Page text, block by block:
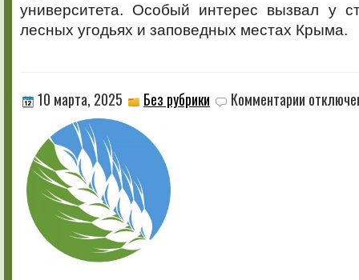
университета. Особый интерес вызвал у
лесных угодьях и заповедных местах Крыма.
10 марта, 2025 Без рубрики Комментарии записи